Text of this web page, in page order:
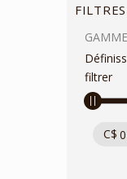
FILTRES
filtrer
C$